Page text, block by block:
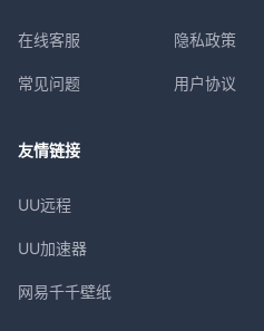
在线客服
常见问题
隐私政策
用户协议
友情链接
UU远程
UU加速器
网易千千壁纸